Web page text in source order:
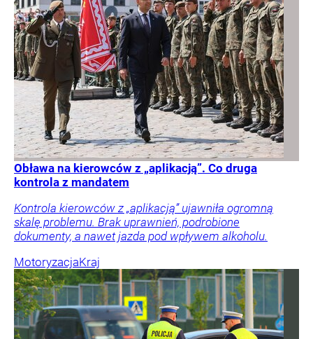
Obława na kierowców z „aplikacją”. Co druga
kontrola z mandatem
Kontrola kierowców z „aplikacją” ujawniła ogromną
skalę problemu. Brak uprawnień, podrobione
dokumenty, a nawet jazda pod wpływem alkoholu.
MotoryzacjaKraj